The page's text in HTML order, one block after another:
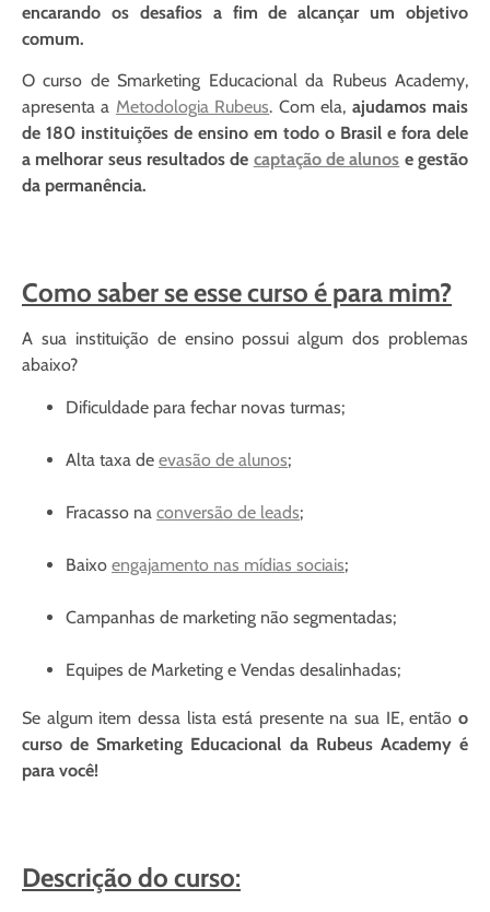
encarando os desafios a fim de alcançar um objetivo
comum.
O curso de Smarketing Educacional da Rubeus Academy,
apresenta a Metodologia Rubeus. Com ela, ajudamos mais
de 180 instituições de ensino em todo o Brasil e fora dele
a melhorar seus resultados de captação de alunos e gestão
da permanência.
Como saber se esse curso é para mim?
A sua instituição de ensino possui algum dos problemas
abaixo?
Dificuldade para fechar novas turmas;
Alta taxa de evasão de alunos;
Fracasso na conversão de leads;
Baixo engajamento nas mídias sociais;
Campanhas de marketing não segmentadas;
Equipes de Marketing e Vendas desalinhadas;
Se algum item dessa lista está presente na sua IE, então o
curso de Smarketing Educacional da Rubeus Academy é
para você!
Descrição do curso: